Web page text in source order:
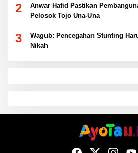
2
Anwar Hafid Pastikan
Pelosok Tojo Una-Una
3
Wagub: Pencegahan Stunting
Nikah